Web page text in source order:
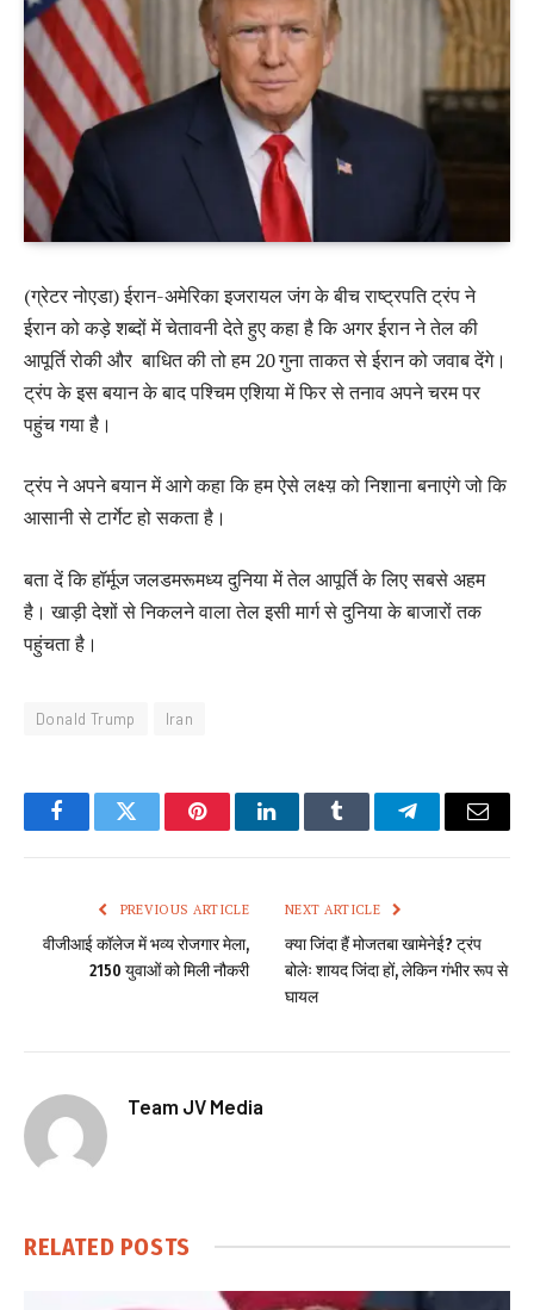
(ग्रेटर नोएडा) ईरान-अमेरिका इजरायल जंग के बीच राष्ट्रपति ट्रंप ने
ईरान को कड़े शब्दों में चेतावनी देते हुए कहा है कि अगर ईरान ने तेल की
आपूर्ति रोकी और बाधित की तो हम 20 गुना ताकत से ईरान को जवाब देंगे।
ट्रंप के इस बयान के बाद पश्चिम एशिया में फिर से तनाव अपने चरम पर
पहुंच गया है।
ट्रंप ने अपने बयान में आगे कहा कि हम ऐसे लक्ष्य़ को निशाना बनाएंगे जो कि
आसानी से टार्गेट हो सकता है।
बता दें कि हॉर्मूज जलडमरूमध्य दुनिया में तेल आपूर्ति के लिए सबसे अहम
है। खाड़ी देशों से निकलने वाला तेल इसी मार्ग से दुनिया के बाजारों तक
पहुंचता है।
Donald Trump Iran
FacebookTwitter PinterestLinkedInTumblr TelegramEmail
PREVIOUS ARTICLE
वीजीआई कॉलेज में भव्य रोजगार मेला,
2150 युवाओं को मिली नौकरी
NEXT ARTICLE
क्या जिंदा हैं मोजतबा खामेनेई? ट्रंप
बोलेः शायद जिंदा हों, लेकिन गंभीर रूप से
घायल
Team JV Media
RELATED POSTS